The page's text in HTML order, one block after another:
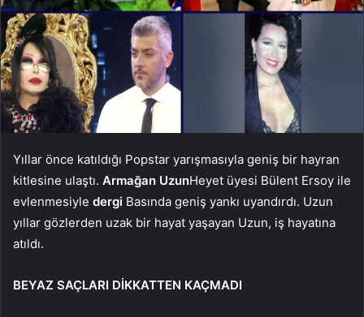
Yıllar önce katıldığı Popstar yarışmasıyla geniş bir hayran
kitlesine ulaştı. Armağan UzunHeyet üyesi Bülent Ersoy ile
evlenmesiyle dergi Basında geniş yankı uyandırdı. Uzun
yıllar gözlerden uzak bir hayat yaşayan Uzun, iş hayatına
atıldı.
BEYAZ SAÇLARI DİKKATTEN KAÇMADI